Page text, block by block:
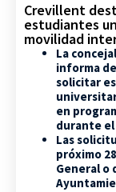
Crevillent
estudiantes
movilidad
La
informa
solicitar
en
durante el
Las
próximo
General o